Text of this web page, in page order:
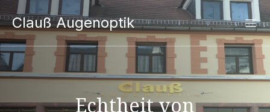
Clauß Augenoptik
Echtheit von